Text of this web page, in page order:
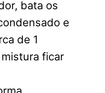
bata os
e
de 1
ficar